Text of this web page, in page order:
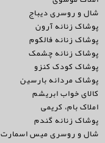
شال و روسری دیباج
پوشاک زنانه آرون
پوشاک زنانه فالکوم
پوشاک زنانه چشمک
پوشاک کودک کنزو
پوشاک مردانه بارسین
کالای خواب ابریشم
املاک بام، کریمی
پوشاک زنانه گندم
شال و روسری میس اسمارت